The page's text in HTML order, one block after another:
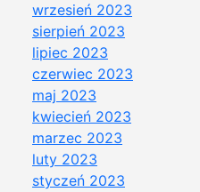
wrzesień 2023
sierpień 2023
lipiec 2023
czerwiec 2023
maj 2023
kwiecień 2023
marzec 2023
luty 2023
styczeń 2023